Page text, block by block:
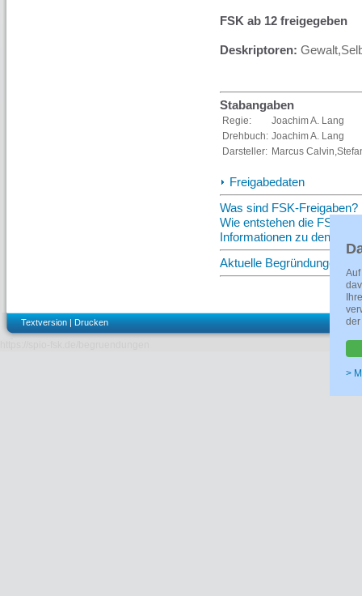
>
FSK ab 12 freigegeben
Deskriptoren:
Stabangaben
Regie:
Joachim A. Lang
Drehbuch: Joachim A. Lang
Darsteller: Marcus
Freigabedaten
Was sind FSK-Freigaben?
Wie entstehen die FSK-
Informationen zu den
Aktuelle Begründungen
Textversion |Drucken